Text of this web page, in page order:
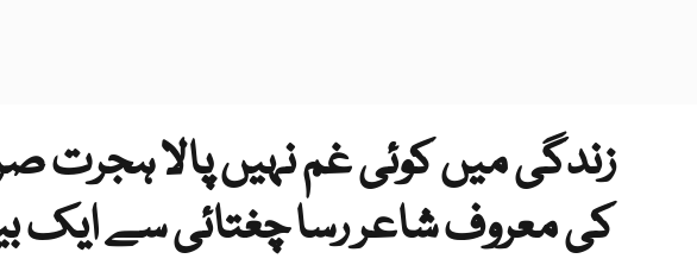
زندگی میں کوئی غم نہیں پالا ہجرت
کی معروف شاعر رسا چغتائی سے ایک